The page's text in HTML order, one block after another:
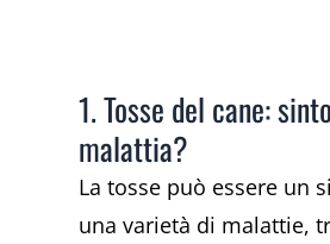
1. Tosse del cane:
malattia?
La tosse può essere un
una varietà di malattie,